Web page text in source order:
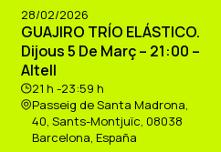
28/02/2026
GUAJIRO TRÍO ELÁSTICO.
Dijous 5 De Març – 21:00 –
Altell
21 h -23:59 h
Passeig de Santa Madrona,
40, Sants-Montjuïc, 08038
Barcelona, España